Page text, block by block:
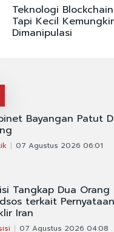
Teknologi
Tapi Kecil
Dimanipulasi
Bayangan Patut
07 Agustus 2026 06:01
Tangkap Dua
terkait
Iran
07 Agustus 2026 04:08